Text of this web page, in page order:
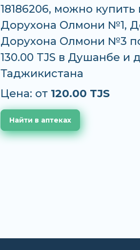
18186206, можно купить
Дорухона Олмони №1,
Дорухона Олмони №3 по
130.00 TJS в Душанбе и
Таджикистана
Цена: от 120.00 TJS
Найти в аптеках